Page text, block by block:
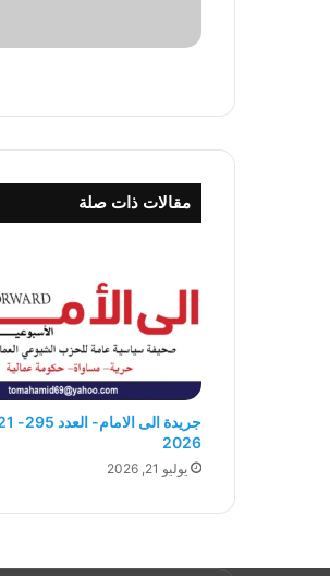
مقالات ذات صلة
2026
يوليو 21, 2026